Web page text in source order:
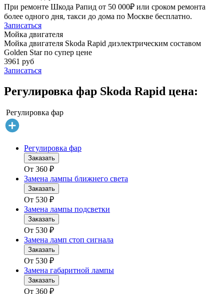
При ремонте Шкода Рапид от 50 000₽ или сроком ремонта
более одного дня, такси до дома по Москве бесплатно.
Записаться
Мойка двигателя
Мойка двигателя Skoda Rapid диэлектрическим составом
Golden Star по супер цене
3961 руб
Записаться
Регулировка фар Skoda Rapid цена:
Регулировка фар
Регулировка фар
Заказать
От 360 ₽
Замена лампы ближнего света
Заказать
От 530 ₽
Замена лампы подсветки
Заказать
От 530 ₽
Замена ламп стоп сигнала
Заказать
От 530 ₽
Замена габаритной лампы
Заказать
От 360 ₽